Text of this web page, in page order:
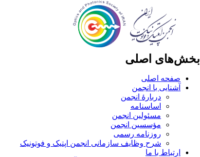
بخش‌های اصلی
صفحه اصلی
آشنایی با انجمن
دربارۀ انجمن
اساسنامه
مسئولین انجمن
مؤسسین انجمن
روزنامه رسمی
شرح وظایف سازمانی انجمن اپتیک و فوتونیک
ارتباط با ما